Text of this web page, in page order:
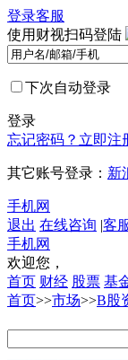
登录客服
使用财视扫码登陆
下次自动登录
登录
忘记密码？ 立即注
其它账号登录： 新
手机网
退出 在线咨询 |客
手机网
欢迎您，
首页 财经 股票 基
首页>>市场>>B股